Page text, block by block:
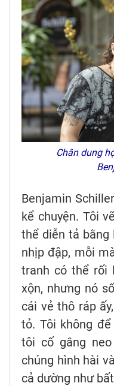
Chân dung
Benjamin
kể chuyện. Tôi
thể diễn tả
nhịp đập, mỗi
tranh có thể rối
xộn, nhưng nó
cái vẻ thô ráp
tỏ. Tôi không
tôi cố gắng
chúng hình hài
cả dường như